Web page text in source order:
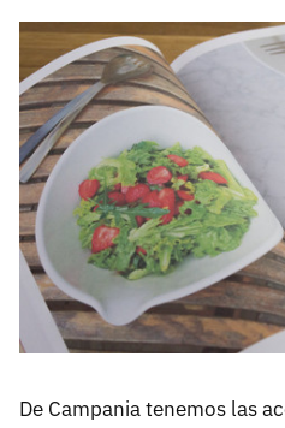
De Campania tenemos las